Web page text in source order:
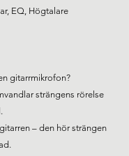
EQ, Högtalare
gitarrmikrofon?
strängens rörelse
– den hör strängen